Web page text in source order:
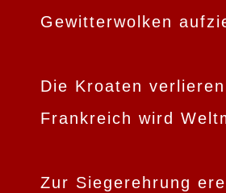
Gewitterwolken
Die Kroaten
Frankreich wird
Zur Siegerehrung